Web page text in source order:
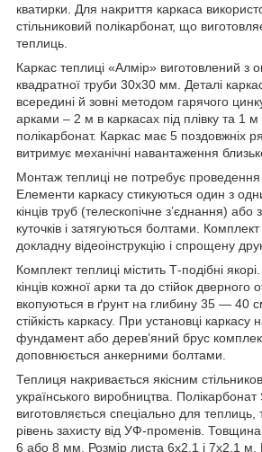
кватирки. Для накриття каркаса
стільниковий полікарбонат, що
теплиць.
Каркас теплиці «Алмір» виготовлений з
квадратної труби 30х30 мм. Деталі
всередині й зовні методом гарячого
арками – 2 м в каркасах під плівку та 1 м
полікарбонат. Каркас має 5 поздовжніх
витримує механічні навантаження
Монтаж теплиці не потребує проведення
Елементи каркасу стикуються один з
кінців труб (телескопічне з’єднання)
куточків і затягуються болтами.
докладну відеоінструкцію і спрощену
Комплект теплиці містить Т-подібні
кінців кожної арки та до стійок дверного
вкопуються в ґрунт на глибину 35 — 40
стійкість каркасу. При установці каркасу
фундамент або дерев’яний брус
доповнюється анкерними болтами.
Теплиця накривається якісним
українського виробництва.
виготовляється спеціально для
рівень захисту від УФ-променів.
6 або 8 мм. Розмір листа 6х2,1 і 7х2,1 м.